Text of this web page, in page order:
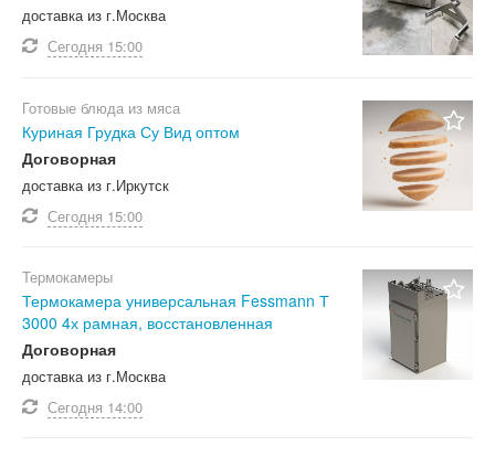
доставка из г.Москва
Сегодня 15:00
Готовые блюда из мяса
Куриная Грудка Су Вид оптом
Договорная
доставка из г.Иркутск
Сегодня 15:00
Термокамеры
Термокамера универсальная Fessmann Т
3000 4х рамная, восстановленная
Договорная
доставка из г.Москва
Сегодня 14:00